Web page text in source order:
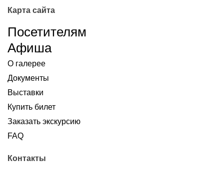
Карта сайта
Посетителям
Афиша
О галерее
Документы
Выставки
Купить билет
Заказать экскурсию
FAQ
Контакты